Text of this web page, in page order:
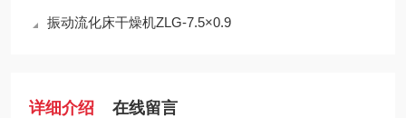
振动流化床干燥机ZLG-7.5×0.9
详细介绍 在线留言